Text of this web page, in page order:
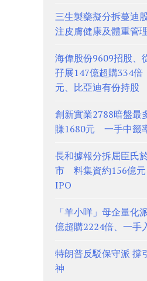
三生製藥擬分拆蔓迪
注皮膚健康及體重管
海偉股份9609招股
孖展147億超購334
元、比亞迪有份持股
創新實業2788暗盤最
賺1680元 一手中籤
長和據報分拆屈臣氏
市 料集資約156億元
IPO
「羊小咩」母企量
億超購2224倍、一手
特朗普反駁保守派 撐
神